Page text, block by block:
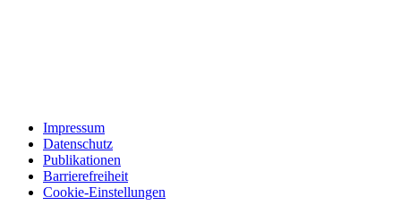
Impressum
Datenschutz
Publikationen
Barrierefreiheit
Cookie-Einstellungen